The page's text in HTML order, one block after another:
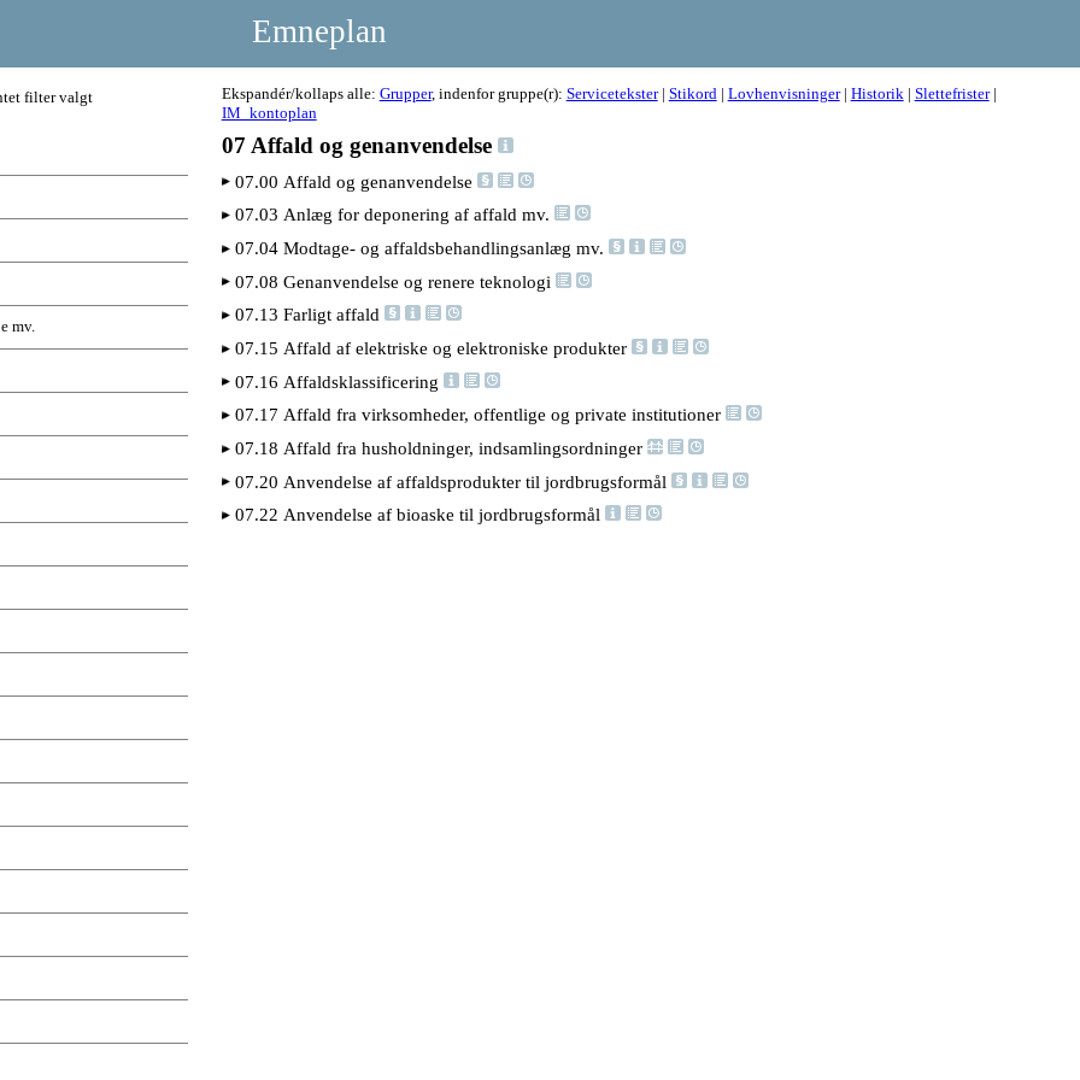
Emneplan
filter valgt Ekspandér/kollaps alle: Grupper, indenfor gruppe(r): Servicetekster| Stikord| Lovhenvisninger| Historik| Slettefrister|
IM_kontoplan
mv.
07 Affald og genanvendelse
07.00 Affald og genanvendelse
07.03 Anlæg for deponering af affald mv.
07.04 Modtage- og affaldsbehandlingsanlæg mv.
07.08 Genanvendelse og renere teknologi
07.13 Farligt affald
07.15 Affald af elektriske og elektroniske produkter
07.16 Affaldsklassificering
07.17 Affald fra virksomheder, offentlige og private institutioner
07.18 Affald fra husholdninger, indsamlingsordninger
07.20 Anvendelse af affaldsprodukter til jordbrugsformål
07.22 Anvendelse af bioaske til jordbrugsformål